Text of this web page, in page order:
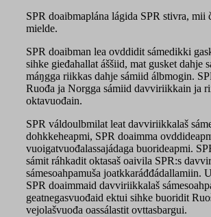
SPR doaibmaplána lágida SPR stivra, mii
mielde.
SPR doaibman lea ovddidit sámedikki
sihke gieđahallat áššiid, mat gusket dahje
máŋgga riikkas dahje sámiid álbmogin.
Ruođa ja Norgga sámiid davviriikkain ja
oktavuođain.
SPR váldoulbmilat leat davviriikkalaš
dohkkeheapmi, SPR doaimma
vuoigatvuođalassajádaga buorideapmi.
sámit ráhkadit oktasaš oaivila SPR:s
sámesoahpamuša joatkkaráđđádallamiin.
SPR doaimmaid davviriikkalaš
geatnegasvuođaid ektui sihke buoridit
vejolašvuođa oassálastit ovttasbargui.